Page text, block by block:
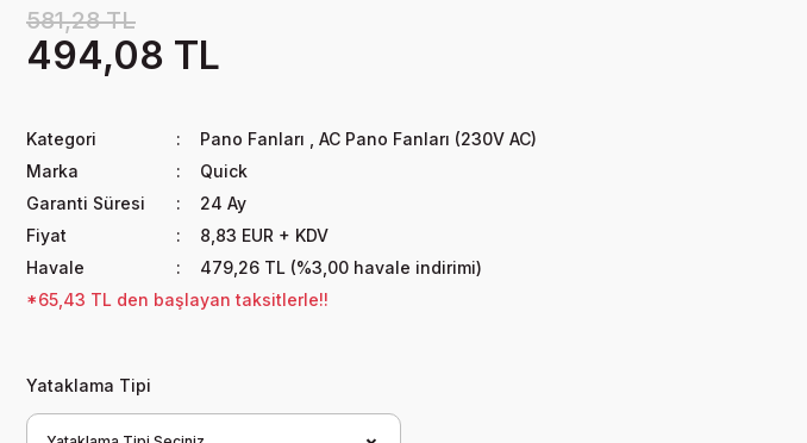
581,28 TL
494,08 TL
Kategori Pano Fanları
AC Pano Fanları (230V AC)
Marka
Quick
Garanti Süresi
24 Ay
Fiyat
8,83 EUR + KDV
Havale
479,26 TL (%3,00 havale indirimi)
*65,43 TL den başlayan taksitlerle!!
Yataklama Tipi